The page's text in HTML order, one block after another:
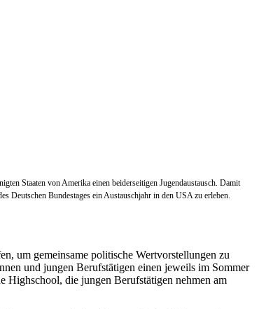
Staaten von Amerika einen beiderseitigen Jugendaustausch. Damit
Deutschen Bundestages ein Austauschjahr in den USA zu erleben.
um gemeinsame politische Wertvorstellungen zu
und jungen Berufstätigen einen jeweils im Sommer
Highschool, die jungen Berufstätigen nehmen am